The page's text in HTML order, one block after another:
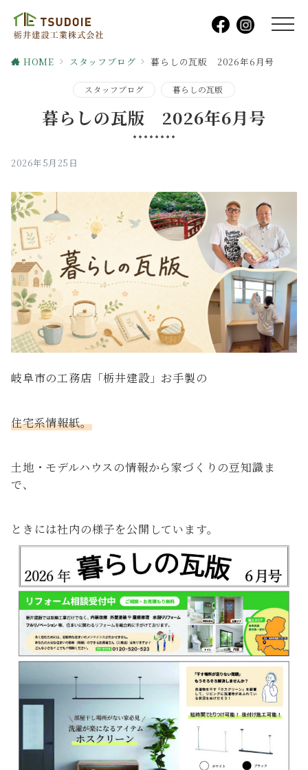
HOME スタッフブログ 暮らしの瓦版 2026年6月号
スタッフブログ 暮らしの瓦版
暮らしの瓦版 2026年6月号
2026年5月25日
岐阜市の工務店「栃井建設」お手製の
住宅系情報紙。
土地・モデルハウスの情報から家づくりの豆知識ま
で、
ときには社内の様子を公開しています。